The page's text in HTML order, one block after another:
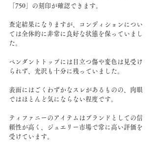
「750」の刻印が確認できます。
査定結果になりますが、コンディションについ
ては全体的に非常に良好な状態を保っていまし
た。
ペンダントトップには目立つ傷や変色は見受け
られず、光沢も十分に残っていました。
表面にはごくわずかなスレがあるものの、肉眼
ではほとんど気にならない程度です。
ティファニーのアイテムはブランドとしての信
頼性が高く、ジュエリー市場で常に高い評価を
受けています。